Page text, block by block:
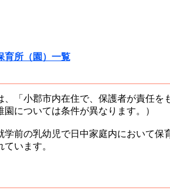
育所（園）一覧
、「小郡市内在住で、保護者が責任を
園については条件が異なります。）
学前の乳幼児で日中家庭内において保
います。